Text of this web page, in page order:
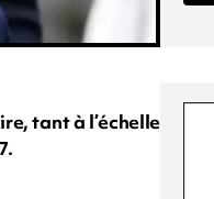
tant à l’échelle